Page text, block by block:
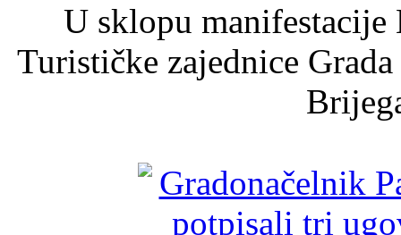
U sklopu
Turističke zajednice